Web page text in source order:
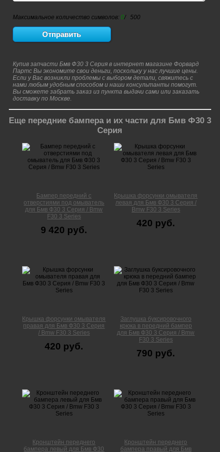
Максимальное количество символов: 0/ 500
Купив запчасти Бмв Ф30 3 Серия в интернет магазине Форвард
Партс Вы экономите свои деньги, поскольку у нас лучшие цены.
Если у Вас возникли проблемы с выбором детали, свяжитесь с
нами любым удобным способом и наши консультанты помогут.
Вы сможете забрать заказ из пункта выдачи сами или заказать
доставку по Москве.
Еще передние бампера и их части для Бмв Ф30 3
Серия
Бампер передний с
отверстиями под омыватель
для Бмв Ф30 3 Серия / Bmw
F30 3 Series
9 420 руб.
Крышка форсунки омывателя
левая для Бмв Ф30 3 Серия /
Bmw F30 3 Series
420 руб.
Крышка форсунки омывателя
правая для Бмв Ф30 3 Серия
/ Bmw F30 3 Series
420 руб.
Заглушка буксировочного
крюка в передний бампер
для Бмв Ф30 3 Серия / Bmw
F30 3 Series
790 руб.
Кронштейн переднего
бампера левый для Бмв Ф30
Кронштейн переднего
бампера правый для Бмв